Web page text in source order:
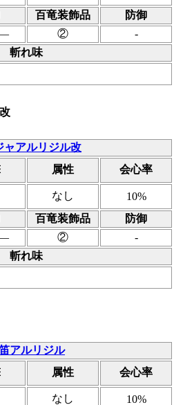
百竜装飾品
防御
②
-
斬れ味
ャアルリジル改
属性 会心率
なし
10%
百竜装飾品
防御
②
-
斬れ味
アルリジル
属性 会心率
なし 10%